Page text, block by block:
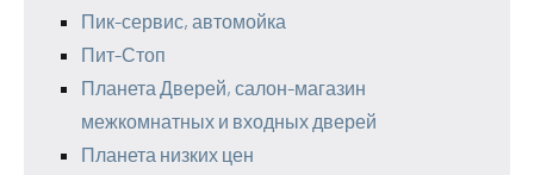
Пик-сервис, автомойка
Пит-Стоп
Планета Дверей, салон-магазин
межкомнатных и входных дверей
Планета низких цен